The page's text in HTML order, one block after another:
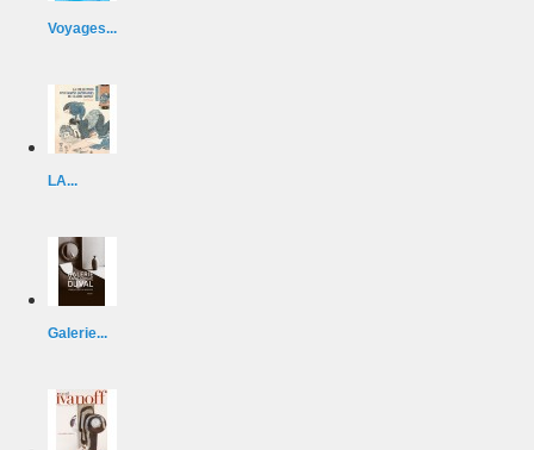
Voyages...
LA...
Galerie...